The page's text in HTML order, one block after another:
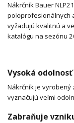
Nákrčník Bauer
poloprofesionálnych
vyžadujú kvalitnú a
katalógu na sezónu
Vysoká odolnosť
Nákrčník je vyrobený
vyznačujú veľmi
Zabraňuje